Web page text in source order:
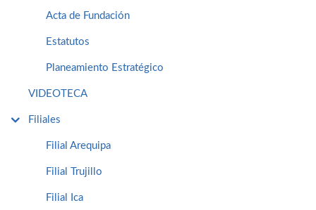
Acta de Fundación
Estatutos
Planeamiento Estratégico
VIDEOTECA
Filiales
Filial Arequipa
Filial Trujillo
Filial Ica